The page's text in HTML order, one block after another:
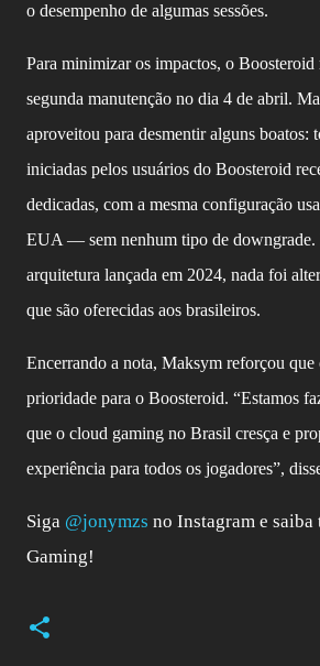
o desempenho de algumas sessões.
Para minimizar os impactos, o Boosteroid
segunda manutenção no dia 4 de abril.
aproveitou para desmentir alguns boatos:
iniciadas pelos usuários do Boosteroid
dedicadas, com a mesma configuração
EUA — sem nenhum tipo de downgrade.
arquitetura lançada em 2024, nada foi
que são oferecidas aos brasileiros.
Encerrando a nota, Maksym reforçou que
prioridade para o Boosteroid. “Estamos
que o cloud gaming no Brasil cresça e
experiência para todos os jogadores”,
Siga @jonymzs no Instagram e
Gaming!